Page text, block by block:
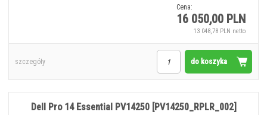
Cena:
16 050,00 PLN
13 048,78 PLN netto
do koszyka
szczegóły
Dell Pro 14 Essential PV14250 [PV14250_RPLR_002]